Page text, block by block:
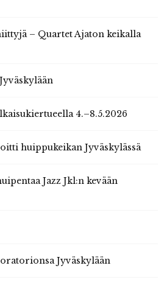
– Quartet Ajaton keikalla
4.–8.5.2026
huippukeikan Jyväskylässä
Jazz Jkl:n kevään
Jyväskylään